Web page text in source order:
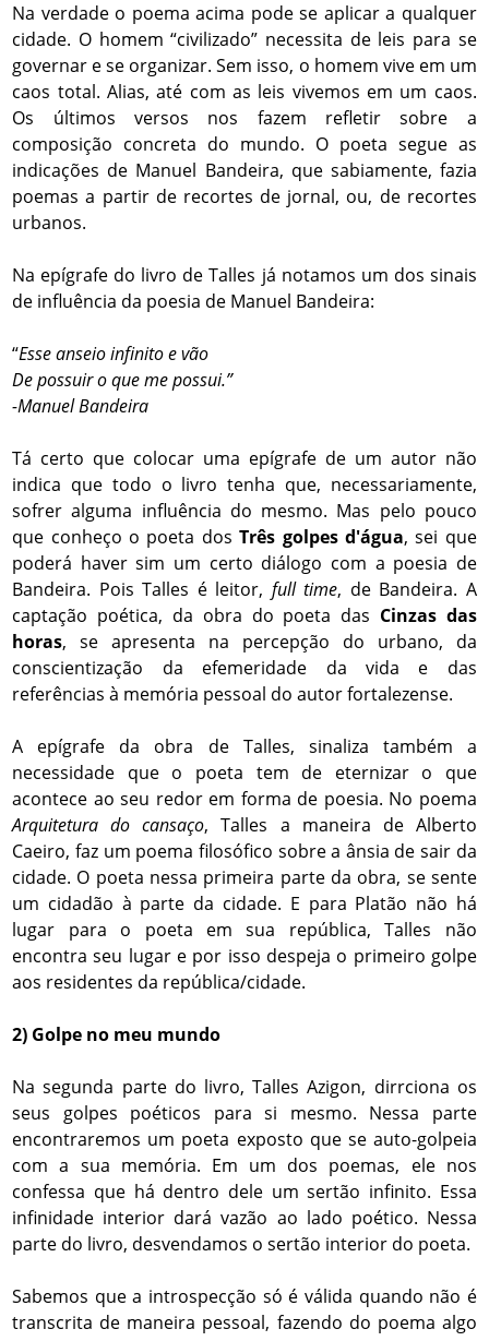
Na verdade o poema acima pode se aplicar a qualquer
cidade. O homem “civilizado” necessita de leis para se
governar e se organizar. Sem isso, o homem vive em um
caos total. Alias, até com as leis vivemos em um caos.
Os últimos versos nos fazem refletir sobre a
composição concreta do mundo. O poeta segue as
indicações de Manuel Bandeira, que sabiamente, fazia
poemas a partir de recortes de jornal, ou, de recortes
urbanos.
Na epígrafe do livro de Talles já notamos um dos sinais
de influência da poesia de Manuel Bandeira:
“Esse anseio infinito e vão
De possuir o que me possui.”
-Manuel Bandeira
Tá certo que colocar uma epígrafe de um autor não
indica que todo o livro tenha que, necessariamente,
sofrer alguma influência do mesmo. Mas pelo pouco
que conheço o poeta dosTrês golpes d'água, sei que
poderá haver sim um certo diálogo com a poesia de
Bandeira. Pois Talles é leitor, full time, de Bandeira. A
captação poética, da obra do poeta das Cinzas das
horas, se apresenta na percepção do urbano, da
conscientização da efemeridade da vida e das
referências à memória pessoal do autor fortalezense.
A epígrafe da obra de Talles, sinaliza também a
necessidade que o poeta tem de eternizar o que
acontece ao seu redor em forma de poesia. No poema
Arquitetura do cansaço, Talles a maneira de Alberto
Caeiro, faz um poema filosófico sobre a ânsia de sair da
cidade. O poeta nessa primeira parte da obra, se sente
um cidadão à parte da cidade. E para Platão não há
lugar para o poeta em sua república, Talles não
encontra seu lugar e por isso despeja o primeiro golpe
aos residentes da república/cidade.
2) Golpe no meu mundo
Na segunda parte do livro, Talles Azigon, dirrciona os
seus golpes poéticos para si mesmo. Nessa parte
encontraremos um poeta exposto que se auto-golpeia
com a sua memória. Em um dos poemas, ele nos
confessa que há dentro dele um sertão infinito. Essa
infinidade interior dará vazão ao lado poético. Nessa
parte do livro, desvendamos o sertão interior do poeta.
Sabemos que a introspecção só é válida quando não é
transcrita de maneira pessoal, fazendo do poema algo